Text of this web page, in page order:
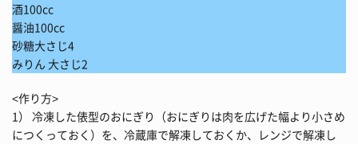
酒100cc
醤油100cc
砂糖大さじ4
みりん 大さじ2
<作り方>
1） 冷凍した俵型のおにぎり（おにぎりは肉を広げた幅より小さめ
につくっておく）を、冷蔵庫で解凍しておくか、レンジで解凍し